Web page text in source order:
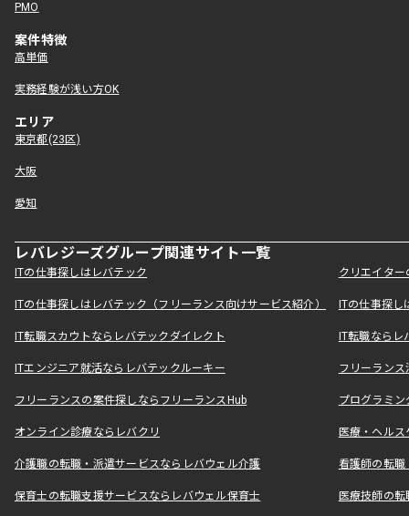
PMO
案件特徴
高単価
実務経験が浅い方OK
エリア
東京都(23区)
大阪
愛知
レバレジーズグループ関連サイト一覧
ITの仕事探しはレバテック クリエイタ
ITの仕事探しはレバテック（フリーランス向けサービス紹介） ITの仕事探
IT転職スカウトならレバテックダイレクト IT転職なら
ITエンジニア就活ならレバテックルーキー フリーラン
フリーランスの案件探しならフリーランスHub プログラミ
オンライン診療ならレバクリ 医療・ヘル
介護職の転職・派遣サービスならレバウェル介護 看護師の転
保育士の転職支援サービスならレバウェル保育士 医療技師の